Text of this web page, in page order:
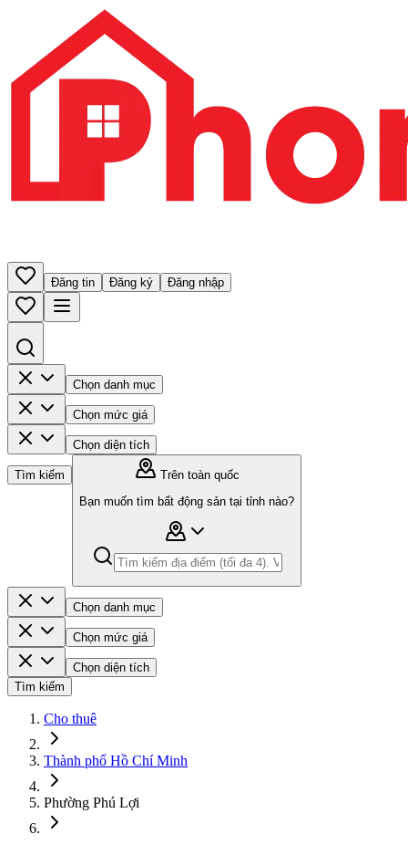
Đăng tin Đăng ký Đăng nhập
Chọn danh mục
Chọn mức giá
Chọn diện tích
Tìm kiếm
Trên toàn quốc
Bạn muốn tìm bất động sản tại tỉnh nào?
Chọn danh mục
Chọn mức giá
Chọn diện tích
Tìm kiếm
Cho thuê
Thành phố Hồ Chí Minh
Phường Phú Lợi